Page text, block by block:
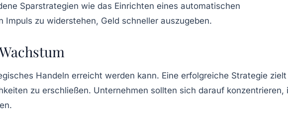
Sparstrategien wie das Einrichten eines automatischen
zu widerstehen, Geld schneller auszugeben.
Handeln erreicht werden kann. Eine erfolgreiche Strategie zielt
zu erschließen. Unternehmen sollten sich darauf konzentrieren,